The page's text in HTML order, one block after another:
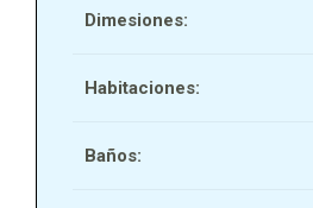
Dimesiones:
Habitaciones:
Baños: